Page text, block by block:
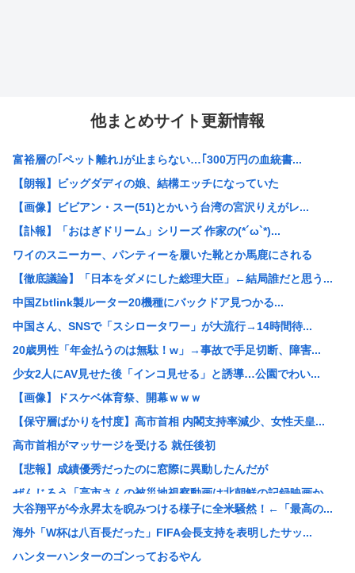
他まとめサイト更新情報
富裕層の｢ペット離れ｣が止まらない…｢300万円の血統書...
【朗報】ビッグダディの娘、結構エッチになっていた
【画像】ビビアン・スー(51)とかいう台湾の宮沢りえがレ...
【訃報】「おはぎドリーム」シリーズ 作家の(*´ω`*)...
ワイのスニーカー、パンティーを履いた靴とか馬鹿にされる
【徹底議論】「日本をダメにした総理大臣」←結局誰だと思う...
中国Zbtlink製ルーター20機種にバックドア見つかる...
中国さん、SNSで「スシロータワー」が大流行→14時間待...
20歳男性「年金払うのは無駄！w」→事故で手足切断、障害...
少女2人にAV見せた後「インコ見せる」と誘導…公園でわい...
【画像】ドスケベ体育祭、開幕ｗｗｗ
【保守層ばかりを忖度】高市首相 内閣支持率減少、女性天皇...
高市首相がマッサージを受ける 就任後初
【悲報】成績優秀だったのに窓際に異動したんだが
ぜんじろう「高市さんの被災地視察動画は北朝鮮の記録映画か...
【朗報】悠仁さま、ついに自力で『テント設営』！国民感動の...
ライフとかマルエツとか、特に何の取り柄もないスーパーが東...
【悲報】17歳で無期懲役になった奴、怖いwww
大谷翔平が今永昇太を睨みつける様子に全米騒然！←「最高の...
海外「W杯は八百長だった」FIFA会長支持を表明したサッ...
ハンターハンターのゴンっておるやん